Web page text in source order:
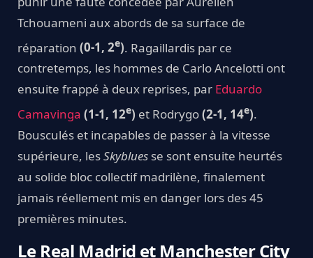
Tchouameni aux abords de sa surface de
réparation (0-1, 2e). Ragaillardis par ce
contretemps, les hommes de Carlo Ancelotti ont
ensuite frappé à deux reprises, par Eduardo
Camavinga (1-1, 12e) et Rodrygo(2-1, 14e).
Bousculés et incapables de passer à la vitesse
supérieure, lesSkyblues se sont ensuite heurtés
au solide bloc collectif madrilène, finalement
jamais réellement mis en danger lors des 45
premières minutes.
Le Real Madrid et Manchester City